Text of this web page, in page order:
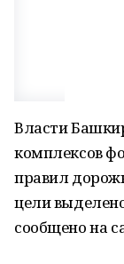
Власти
комплексов
правил
цели
сообщено на